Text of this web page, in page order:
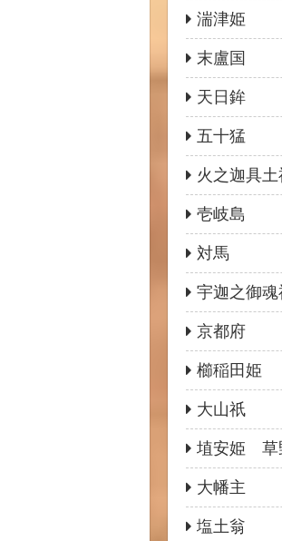
湍津姫
末盧国
天日鉾
五十猛
火之迦具土
壱岐島
対馬
宇迦之御魂
京都府
櫛稲田姫
大山祇
埴安姫 草
大幡主
塩土翁